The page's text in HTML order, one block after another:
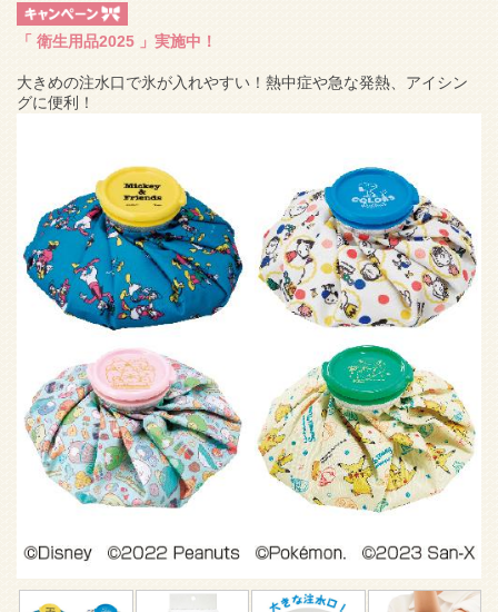
「 衛生用品2025 」実施中！
大きめの注水口で氷が入れやすい！熱中症や急な発熱、アイシン
グに便利！